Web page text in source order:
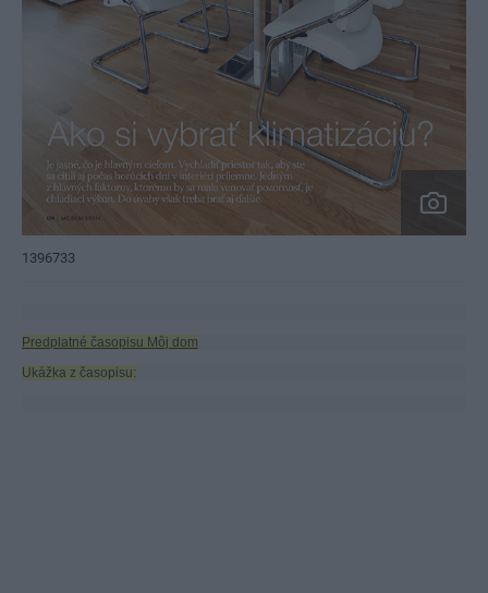
1396733
Predplatné časopisu Môj dom
Ukážka z časopisu: